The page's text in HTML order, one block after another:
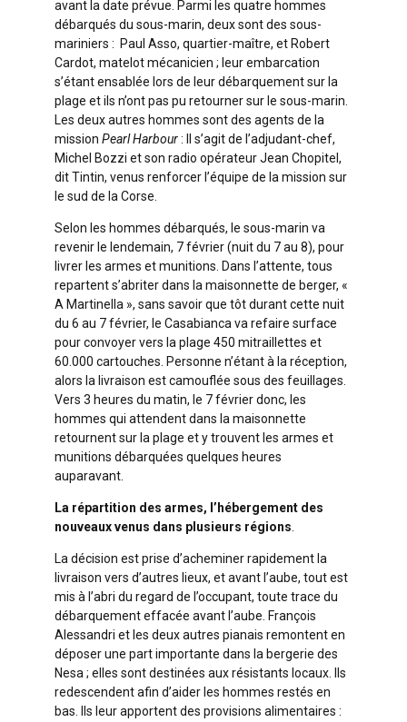
avant la date prévue. Parmi les quatre hommes
débarqués du sous-marin, deux sont des sous-
mariniers : Paul Asso, quartier-maître, et Robert
Cardot, matelot mécanicien ; leur embarcation
s’étant ensablée lors de leur débarquement sur la
plage et ils n’ont pas pu retourner sur le sous-marin.
Les deux autres hommes sont des agents de la
mission Pearl Harbour: Il s’agit de l’adjudant-chef,
Michel Bozzi et son radio opérateur Jean Chopitel,
dit Tintin, venus renforcer l’équipe de la mission sur
le sud de la Corse.
Selon les hommes débarqués, le sous-marin va
revenir le lendemain, 7 février (nuit du 7 au 8), pour
livrer les armes et munitions. Dans l’attente, tous
repartent s’abriter dans la maisonnette de berger, «
A Martinella », sans savoir que tôt durant cette nuit
du 6 au 7 février, le Casabianca va refaire surface
pour convoyer vers la plage 450 mitraillettes et
60.000 cartouches. Personne n’étant à la réception,
alors la livraison est camouflée sous des feuillages.
Vers 3 heures du matin, le 7 février donc, les
hommes qui attendent dans la maisonnette
retournent sur la plage et y trouvent les armes et
munitions débarquées quelques heures
auparavant.
La répartition des armes, l’hébergement des
nouveaux venus dans plusieurs régions
La décision est prise d’acheminer rapidement la
livraison vers d’autres lieux, et avant l’aube, tout est
mis à l’abri du regard de l’occupant, toute trace du
débarquement effacée avant l’aube. François
Alessandri et les deux autres pianais remontent en
déposer une part importante dans la bergerie des
Nesa ; elles sont destinées aux résistants locaux. Ils
redescendent afin d’aider les hommes restés en
bas. Ils leur apportent des provisions alimentaires :